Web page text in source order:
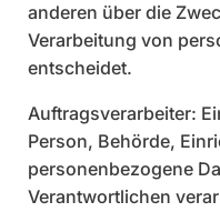
anderen über die
Verarbeitung von
entscheidet.
Auftragsverarbeiter:
Person, Behörde,
personenbezogene
Verantwortlichen